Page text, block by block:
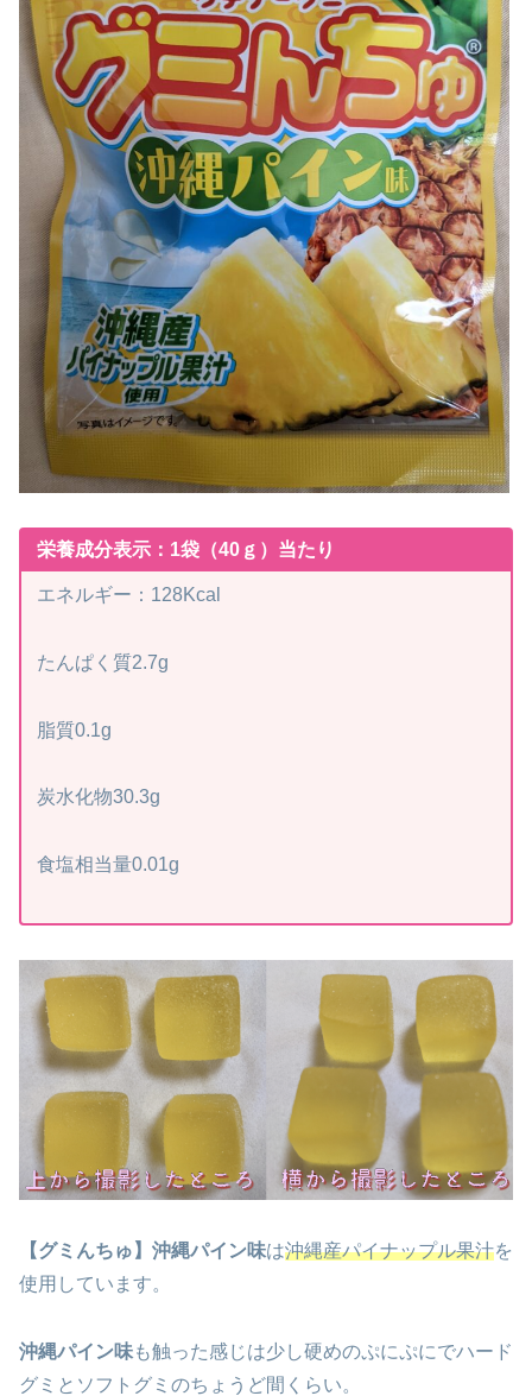
栄養成分表示：1袋（40ｇ）当たり
エネルギー：128Kcal
たんぱく質2.7g
脂質0.1g
炭水化物30.3g
食塩相当量0.01g
【グミんちゅ】沖縄パイン味は沖縄産パイナップル果汁を
使用しています。
沖縄パイン味も触った感じは少し硬めのぷにぷにでハード
グミとソフトグミのちょうど間くらい。